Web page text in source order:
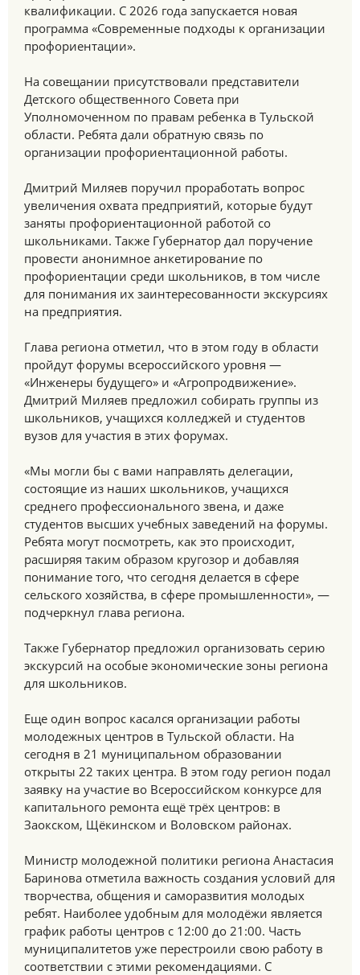
квалификации. С 2026 года запускается новая
программа «Современные подходы к организации
профориентации».
На совещании присутствовали представители
Детского общественного Совета при
Уполномоченном по правам ребенка в Тульской
области. Ребята дали обратную связь по
организации профориентационной работы.
Дмитрий Миляев поручил проработать вопрос
увеличения охвата предприятий, которые будут
заняты профориентационной работой со
школьниками. Также Губернатор дал поручение
провести анонимное анкетирование по
профориентации среди школьников, в том числе
для понимания их заинтересованности экскурсиях
на предприятия.
Глава региона отметил, что в этом году в области
пройдут форумы всероссийского уровня —
«Инженеры будущего» и «Агропродвижение».
Дмитрий Миляев предложил собирать группы из
школьников, учащихся колледжей и студентов
вузов для участия в этих форумах.
«Мы могли бы с вами направлять делегации,
состоящие из наших школьников, учащихся
среднего профессионального звена, и даже
студентов высших учебных заведений на форумы.
Ребята могут посмотреть, как это происходит,
расширяя таким образом кругозор и добавляя
понимание того, что сегодня делается в сфере
сельского хозяйства, в сфере промышленности», —
подчеркнул глава региона.
Также Губернатор предложил организовать серию
экскурсий на особые экономические зоны региона
для школьников.
Еще один вопрос касался организации работы
молодежных центров в Тульской области. На
сегодня в 21 муниципальном образовании
открыты 22 таких центра. В этом году регион подал
заявку на участие во Всероссийском конкурсе для
капитального ремонта ещё трёх центров: в
Заокском, Щёкинском и Воловском районах.
Министр молодежной политики региона Анастасия
Баринова отметила важность создания условий для
творчества, общения и саморазвития молодых
ребят. Наиболее удобным для молодёжи является
график работы центров с 12:00 до 21:00. Часть
муниципалитетов уже перестроили свою работу в
соответствии с этими рекомендациями. С